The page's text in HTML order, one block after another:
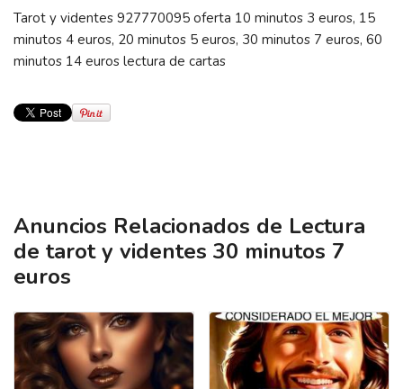
Tarot y videntes 927770095 oferta 10 minutos 3 euros, 15
minutos 4 euros, 20 minutos 5 euros, 30 minutos 7 euros, 60
minutos 14 euros lectura de cartas
Anuncios Relacionados de Lectura
de tarot y videntes 30 minutos 7
euros